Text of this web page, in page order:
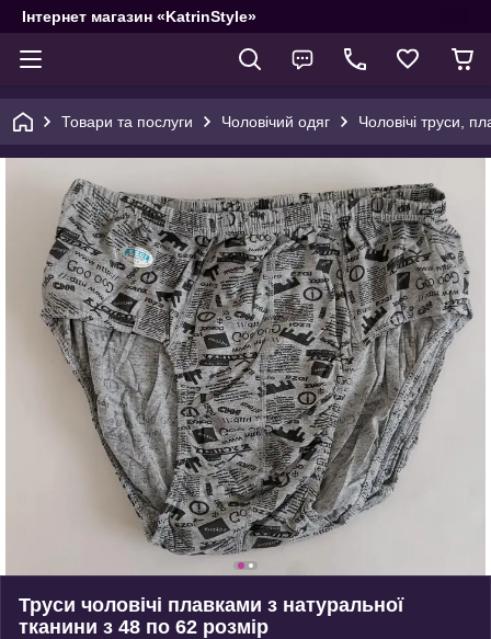
Інтернет магазин «KatrinStyle»
Товари та послуги Чоловічий одяг Чоловічі труси,
Труси чоловічі плавками з натуральної
тканини з 48 по 62 розмір